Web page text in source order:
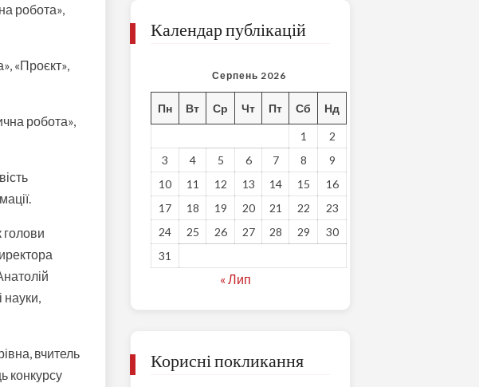
робота»,
«Проєкт»,
робота»,
голови
науки,
вчитель
конкурсу
Календар публікацій
Серпень 2026
Пн Вт Ср Чт Пт Сб Нд
1
2
3
4 5 6 7 8
9
10
11 12 13 14 15
16
17
18 19 20 21 22
23
24
25 26 27 28 29
30
31
« Лип
Корисні покликання